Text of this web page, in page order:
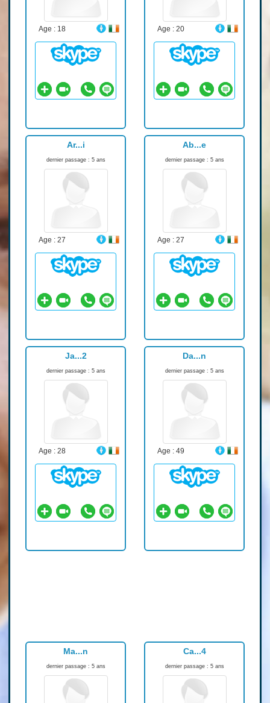
Age : 18 Age : 20
Ar...i
dernier passage : 5 ans
Age : 27
Ab...e
dernier passage : 5 ans
Age : 27
Ja...2
dernier passage : 5 ans
Age : 28
Da...n
dernier passage : 5 ans
Age : 49
Ma...n
dernier passage : 5 ans
Ca...4
dernier passage : 5 ans